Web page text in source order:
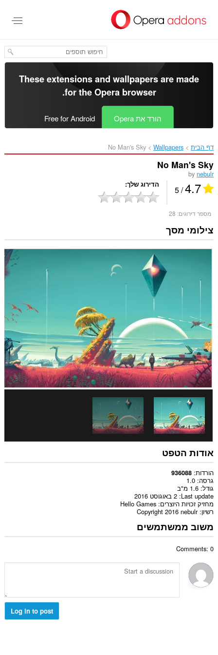
העיקרי
These extensions and wallpapers are made
for theOpera browser
.
הורד את Opera Free for Android
דף הבית Wallpapers
No Man's Sky‎
No Man's Sky
bynebulr
4.7
/ 5 הדירוג שלך
מספר דירוגים: 28
צילומי מסך
אודות הטפט
הורדות 936088
גרסה 1.0
גודל 1.6 מ"ב
Last update 2 באוגוסט 2016
מחזיק זכויות היוצרים Hello Games
רשיון Copyright 2016 nebulr
משוב ממשתמשים
Comments: 0
Log in to post